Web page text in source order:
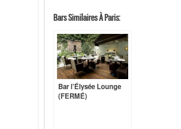
Bars Similaires À Paris:
Bar l’Élysée Lounge
(FERMÉ)